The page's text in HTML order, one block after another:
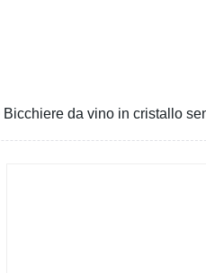
Bicchiere da vino in cristallo